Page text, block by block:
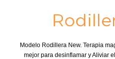
Modelo Rodillera New. Terapia
mejor para desinflamar y Aliviar